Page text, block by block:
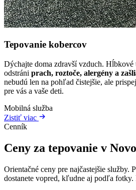
Tepovanie kobercov
Dýchajte doma zdravší vzduch. Hĺbkové
odstráni prach, roztoče, alergény a
nebudú len na pohľad čistejšie, ale
pre vás a vaše deti.
Mobilná služba
Zistiť viac
Cenník
Ceny za tepovanie v
Orientačné ceny pre najčastejšie služby.
dostanete vopred, kľudne aj podľa fotky.